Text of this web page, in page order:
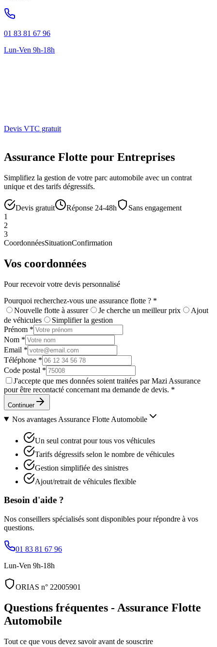
01 83 81 67 96
Lun-Ven 9h-18h
Devis VTC gratuit
Assurance Flotte pour Entreprises
Simplifiez la gestion de votre parc automobile avec un contrat
unique et des tarifs dégressifs.
Devis gratuit Réponse 24-48h
Sans engagement
1
2
3
CoordonnéesSituationConfirmation
Vos coordonnées
Pour recevoir votre devis personnalisé
Pourquoi recherchez-vous une assurance flotte ? *
Nouvelle flotte à assurer
Je cherche un meilleur prix
Ajout
de véhicules
Simplifier la gestion
Prénom *
Nom *
Email *
Téléphone *
Code postal *
J'accepte que mes données soient traitées par Mazi Assurance
pour être recontacté concernant ma demande de devis. *
Continuer
Nos avantages Assurance Flotte Automobile
Un seul contrat pour tous vos véhicules
Tarifs dégressifs selon le nombre de véhicules
Gestion simplifiée des sinistres
Ajout/retrait de véhicules flexible
Besoin d'aide ?
Nos conseillers spécialisés sont disponibles pour répondre à vos
questions.
01 83 81 67 96
Lun-Ven 9h-18h
ORIAS n° 22005901
Questions fréquentes - Assurance Flotte
Automobile
Tout ce que vous devez savoir avant de souscrire